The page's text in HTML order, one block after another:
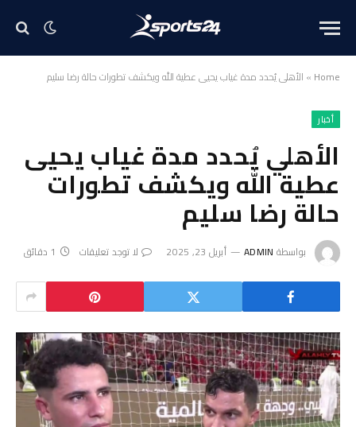
Home
» الأهلي يُحدد مدة غياب يحيى عطية الله ويكشف تطورات حالة رضا سليم
أخبار
الأهلي يُحدد مدة غياب يحيى
عطية الله ويكشف تطورات
حالة رضا سليم
بواسطة ADMIN أبريل 23, 2025 لا توجد تعليقات 1 دقائق